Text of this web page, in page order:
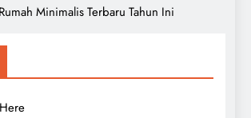
Minimalis Terbaru Tahun Ini